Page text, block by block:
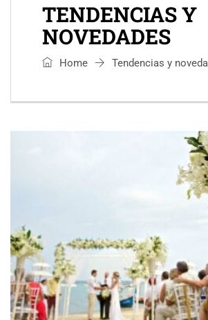
8 razones para recurrir a un
octubre 3,
TENDENCIAS Y
NOVEDADES
Home Tendencias y